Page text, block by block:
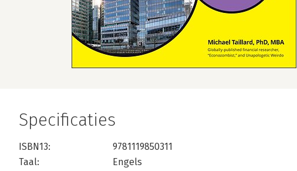
Specificaties
ISBN13:
9781119850311
Taal:
Engels